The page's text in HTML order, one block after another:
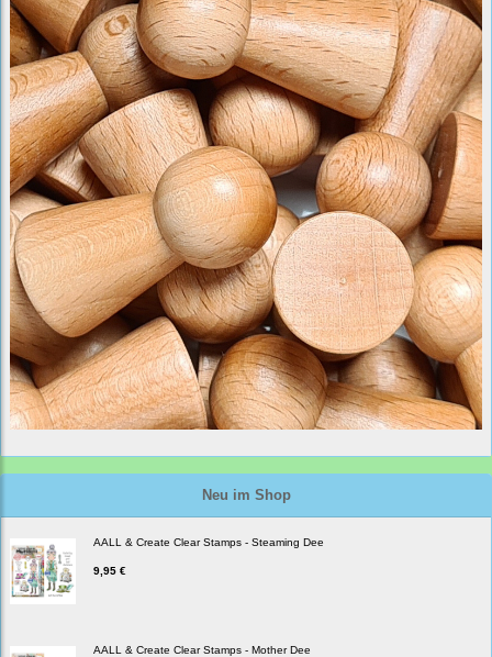
Neu im Shop
AALL & Create Clear Stamps - Steaming Dee
9,95 €
AALL & Create Clear Stamps - Mother Dee